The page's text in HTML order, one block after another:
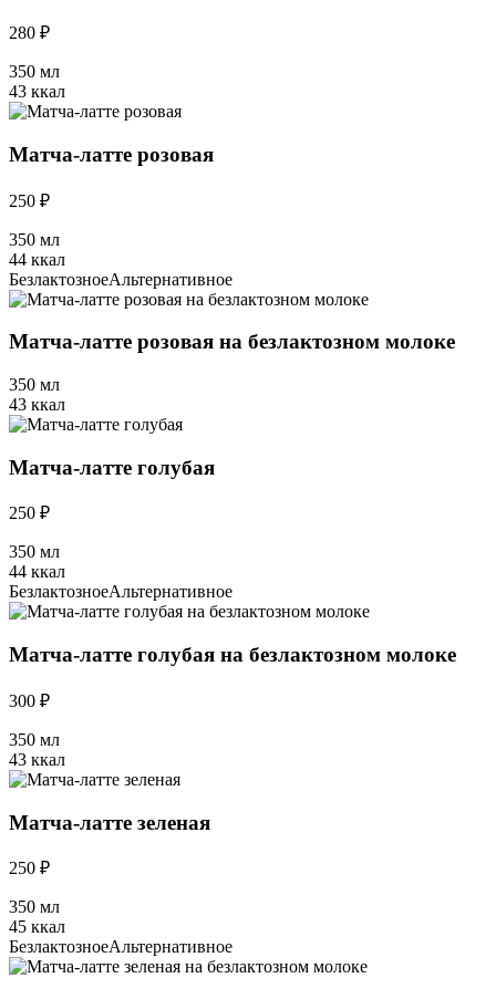
280 ₽
350 мл
43 ккал
Матча-латте розовая
250 ₽
350 мл
44 ккал
БезлактозноеАльтернативное
Матча-латте розовая на безлактозном молоке
350 мл
43 ккал
Матча-латте голубая
250 ₽
350 мл
44 ккал
БезлактозноеАльтернативное
Матча-латте голубая на безлактозном молоке
300 ₽
350 мл
43 ккал
Матча-латте зеленая
250 ₽
350 мл
45 ккал
БезлактозноеАльтернативное